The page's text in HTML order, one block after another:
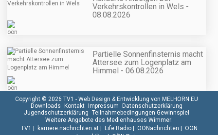
Verkehrskontrollen in Wels -
08.08.2026
Partielle Sonnenfinsternis macht
Attersee zum Logenplatz am
Himmel - 06.08.2026
Copyright © 2026 TV1 - Web Design & Entwicklung von MELHORN.EU
Downloads Kontakt Impressum Datenschutzerklärung
Jugendschutzerklärung Teilnahmebedingungen Gewinnspiel
Weitere Angebote des Medienhauses Wimmer:
TV1 | karriere.nachrichten.at| Life Radio| OÖNachrichten | OÖN